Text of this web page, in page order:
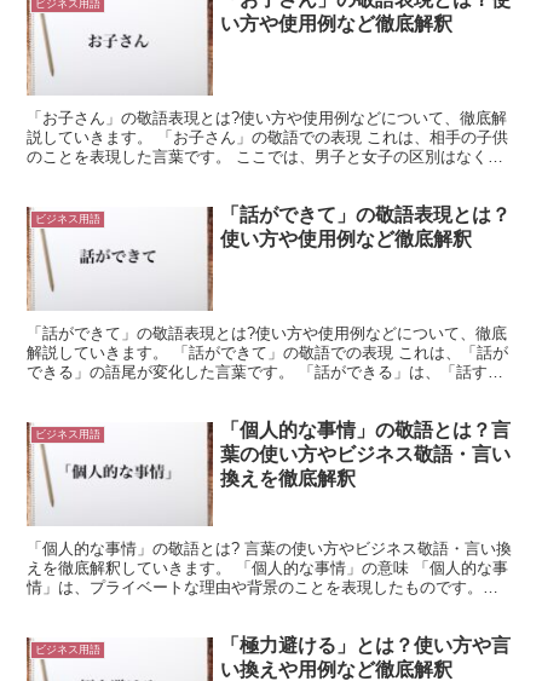
ビジネス用語
い方や使用例など徹底解釈
「お子さん」の敬語表現とは?使い方や使用例などについて、徹底解
説していきます。 「お子さん」の敬語での表現 これは、相手の子供
のことを表現した言葉です。 ここでは、男子と女子の区別はなく、
ビジネス用語
「話ができて」の敬語表現とは？
使い方や使用例など徹底解釈
「話ができて」の敬語表現とは?使い方や使用例などについて、徹底
解説していきます。 「話ができて」の敬語での表現 これは、「話が
できる」の語尾が変化した言葉です。 「話ができる」は、「話す」
ビジネス用語
「個人的な事情」の敬語とは？言
葉の使い方やビジネス敬語・言い
換えを徹底解釈
「個人的な事情」の敬語とは? 言葉の使い方やビジネス敬語・言い換
えを徹底解釈していきます。 「個人的な事情」の意味 「個人的な事
情」は、プライベートな理由や背景のことを表現したものです。
ビジネス用語
「極力避ける」とは？使い方や言
い換えや用例など徹底解釈